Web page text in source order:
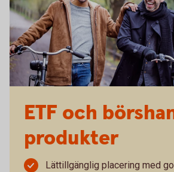
ETF och
produkter
Lättillgänglig placering med